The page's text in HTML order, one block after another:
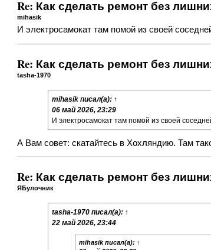
Re: Как сделать ремонт без
mihasik
И электросамокат там помой из своей
Re: Как сделать ремонт без
tasha-1970
mihasikписал(а): ↑
06 май 2026, 23:29
И электросамокат там помой из своей
А Вам совет: скатайтесь в Хохляндию. Там
Re: Как сделать ремонт без
ЯБулочник
tasha-1970писал(а): ↑
22 май 2026, 23:44
mihasikписал(а): ↑